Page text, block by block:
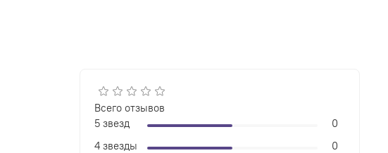
Всего отзывов
5 звезд
0
4 звезды
0